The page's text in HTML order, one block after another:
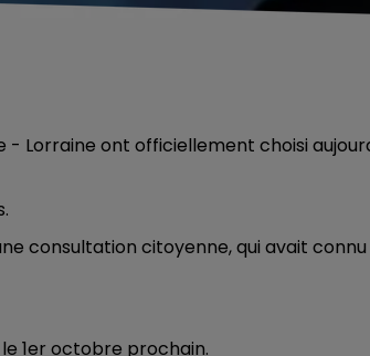
Lorraine ont officiellement choisi
consultation citoyenne, qui avait connu
1er octobre prochain.